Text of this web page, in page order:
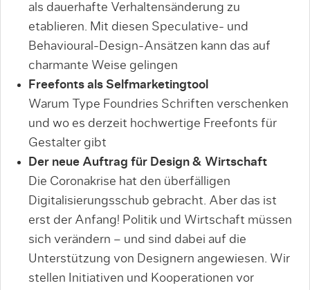
als dauerhafte Verhaltensänderung zu
etablieren. Mit diesen Speculative- und
Behavioural-Design-Ansätzen kann das auf
charmante Weise gelingen
Freefonts als Selfmarketingtool
Warum Type Foundries Schriften verschenken
und wo es derzeit hochwertige Freefonts für
Gestalter gibt
Der neue Auftrag für Design & Wirtschaft
Die Coronakrise hat den überfälligen
Digitalisierungsschub gebracht. Aber das ist
erst der Anfang! Politik und Wirtschaft müssen
sich verändern – und sind dabei auf die
Unterstützung von Designern angewiesen. Wir
stellen Initiativen und Kooperationen vor